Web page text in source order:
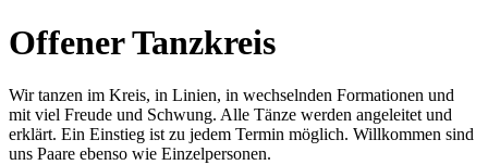
Offener Tanzkreis
Wir tanzen im Kreis, in Linien, in wechselnden Formationen und
mit viel Freude und Schwung. Alle Tänze werden angeleitet und
erklärt. Ein Einstieg ist zu jedem Termin möglich. Willkommen sind
uns Paare ebenso wie Einzelpersonen.